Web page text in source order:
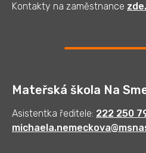
Kontakty na zaměstnance zde.
Mateřská škola Na
Asistentka ředitele: 222 250